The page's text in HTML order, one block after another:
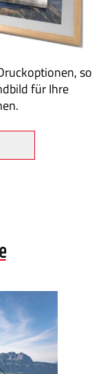
so
für Ihre